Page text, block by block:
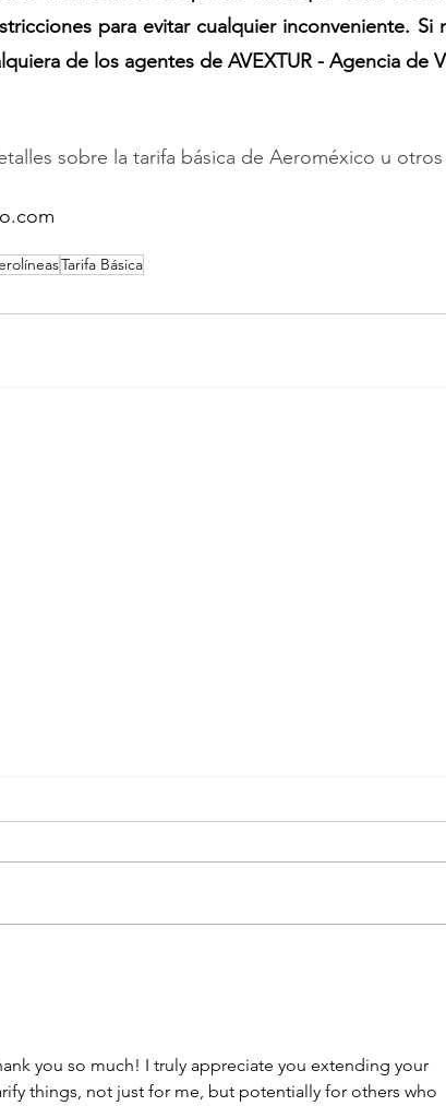
para evitar cualquier inconveniente. Si
de los agentes de AVEXTUR - Agencia de
sobre la tarifa básica de Aeroméxico u
Tarifa Básica
you so much! I truly appreciate you extending your
things, not just for me, but potentially for others who